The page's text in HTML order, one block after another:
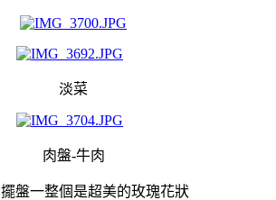
淡菜
肉盤-牛肉
盤一整個是超美的玫瑰花狀